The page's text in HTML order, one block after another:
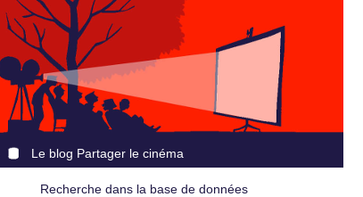
Le blog Partager le cinéma
Recherche dans la base de données